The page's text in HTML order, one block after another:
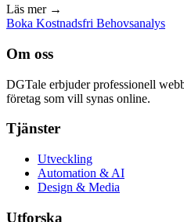
Läs mer →
Boka Kostnadsfri Behovsanalys
Om oss
DGTale erbjuder professionell
företag som vill synas online.
Tjänster
Utveckling
Automation & AI
Design & Media
Utforska